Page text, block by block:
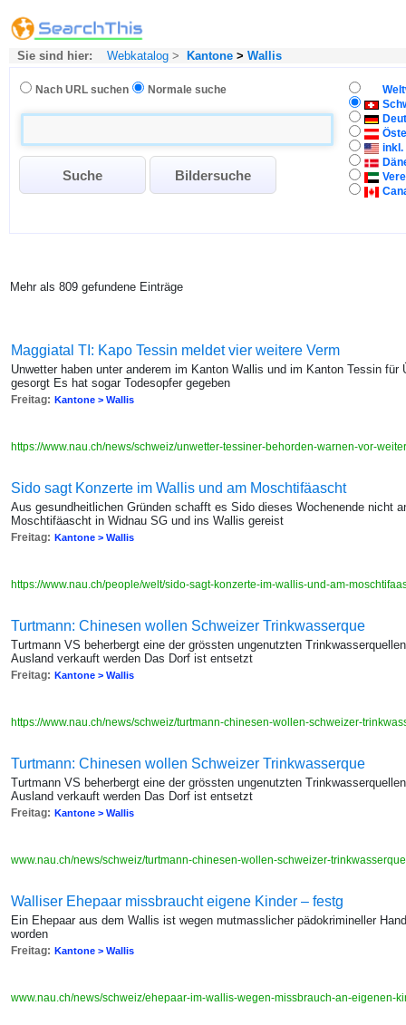
Sie sind hier: Webkatalog > Kantone > Wallis
Nach URL suchen Normale suche
inkl.
Mehr als 809 gefundene Einträge
Maggiatal TI: Kapo Tessin meldet vier weitere Verm
Unwetter haben unter anderem im Kanton Wallis und im Kanton Tessin für
gesorgt Es hat sogar Todesopfer gegeben
Freitag: Kantone > Wallis
https://www.nau.ch/news/schweiz/unwetter-tessiner-behorden-warnen-vor-
Sido sagt Konzerte im Wallis und am Moschtifäascht
Aus gesundheitlichen Gründen schafft es Sido dieses Wochenende nicht
Moschtifäascht in Widnau SG und ins Wallis gereist
Freitag: Kantone > Wallis
https://www.nau.ch/people/welt/sido-sagt-konzerte-im-wallis-und-am-
Turtmann: Chinesen wollen Schweizer Trinkwasserque
Turtmann VS beherbergt eine der grössten ungenutzten
Ausland verkauft werden Das Dorf ist entsetzt
Freitag: Kantone > Wallis
https://www.nau.ch/news/schweiz/turtmann-chinesen-wollen-schweizer-
Turtmann: Chinesen wollen Schweizer Trinkwasserque
Turtmann VS beherbergt eine der grössten ungenutzten
Ausland verkauft werden Das Dorf ist entsetzt
Freitag: Kantone > Wallis
www.nau.ch/news/schweiz/turtmann-chinesen-wollen-schweizer-
Walliser Ehepaar missbraucht eigene Kinder – festg
Ein Ehepaar aus dem Wallis ist wegen mutmasslicher pädokrimineller
worden
Freitag: Kantone > Wallis
www.nau.ch/news/schweiz/ehepaar-im-wallis-wegen-missbrauch-an-eigenen-